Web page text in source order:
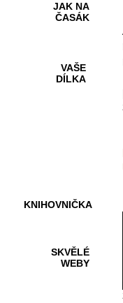
JAK NA
ČASÁK
VAŠE
DÍLKA
KNIHOVNIČKA
SKVĚLÉ
WEBY